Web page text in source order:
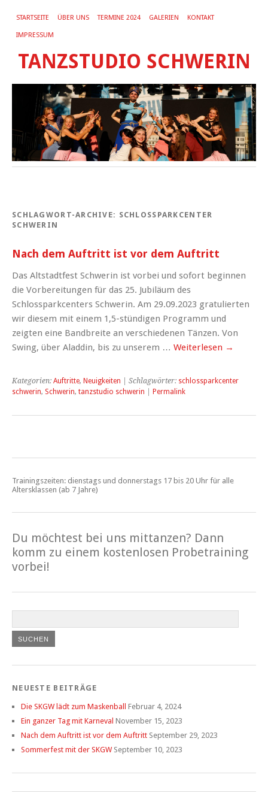
STARTSEITE ÜBER UNS TERMINE 2024 GALERIEN KONTAKT
IMPRESSUM
TANZSTUDIO SCHWERIN
SCHLAGWORT-ARCHIVE: SCHLOSSPARKCENTER
SCHWERIN
Nach dem Auftritt ist vor dem Auftritt
Das Altstadtfest Schwerin ist vorbei und sofort beginnen
die Vorbereitungen für das 25. Jubiläum des
Schlossparkcenters Schwerin. Am 29.09.2023 gratulierten
wir diesem mit einem 1,5-stündigen Programm und
zeigten eine Bandbreite an verschiedenen Tänzen. Von
Swing, über Aladdin, bis zu unserem … Weiterlesen →
Kategorien: Auftritte, Neuigkeiten | Schlagwörter: schlossparkcenter
schwerin, Schwerin, tanzstudio schwerin Permalink
Trainingszeiten: dienstags und donnerstags 17 bis 20 Uhr für alle
Altersklassen (ab 7 Jahre)
Du möchtest bei uns mittanzen? Dann
komm zu einem kostenlosen Probetraining
vorbei!
NEUESTE BEITRÄGE
Die SKGW lädt zum Maskenball
Februar 4, 2024
Ein ganzer Tag mit Karneval November 15, 2023
Nach dem Auftritt ist vor dem Auftritt September 29, 2023
Sommerfest mit der SKGW September 10, 2023